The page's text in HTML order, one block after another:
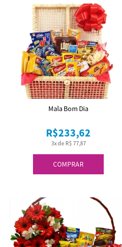
COMPRAR
3x de R$ 77,87
R$233,62
Mala Bom Dia